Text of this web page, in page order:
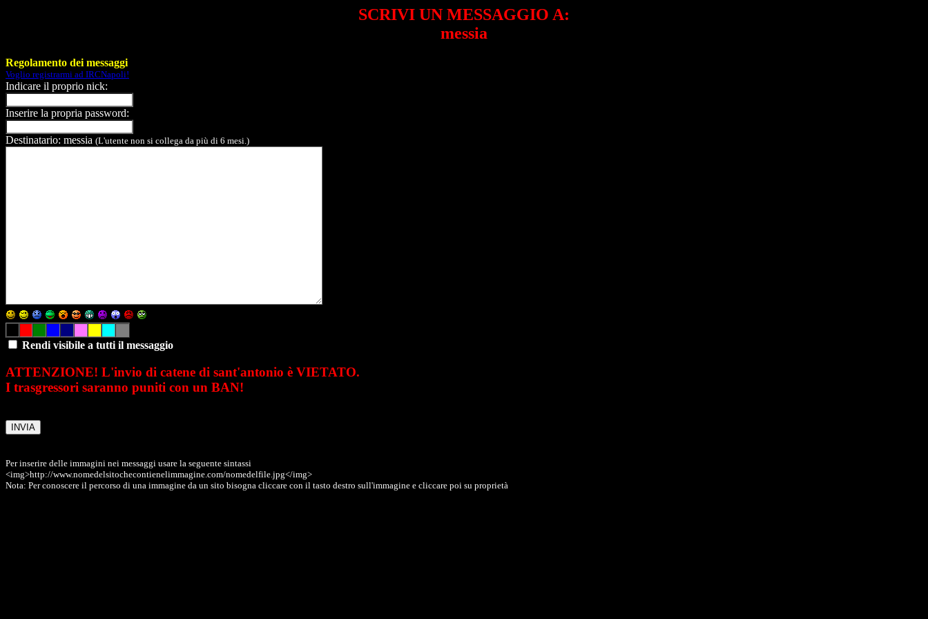
SCRIVI UN MESSAGGIO A:
messia
Regolamento dei messaggi
Voglio registrarmi ad IRCNapoli!
Indicare il proprio nick:
Inserire la propria password:
Destinatario: messia (L'utente non si collega da più di 6 mesi.)
Rendi visibile a tutti il messaggio
ATTENZIONE! L'invio di catene di sant'antonio è VIETATO.
I trasgressori saranno puniti con un BAN!
Per inserire delle immagini nei messaggi usare la seguente sintassi
<img>http://www.nomedelsitochecontienelimmagine.com/nomedelfile.jpg</img>
Nota: Per conoscere il percorso di una immagine da un sito bisogna cliccare con il tasto destro sull'immagine e cliccare poi su proprietà